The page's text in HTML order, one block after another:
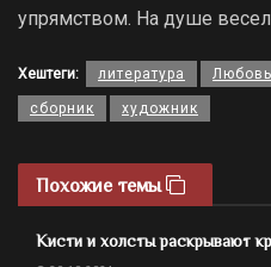
упрямством. На душе
Хештеги: литература
сборник художник
Похожие темы
Кисти и холсты раскрывают